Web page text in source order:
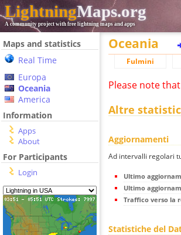
LightningMaps.org
A community project with free lightning maps and apps
Maps and statistics
Real Time
Europa
Oceania
America
Information
Apps
About
For Participants
Login
Oceania
Fulmini
Please note
Altre
Aggiornamenti
Ad intervalli regolari
Ultimo
Ultimo
Traffico verso la
Statistiche del